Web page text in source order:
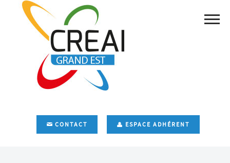
CONTACT ESPACE ADHÉRENT